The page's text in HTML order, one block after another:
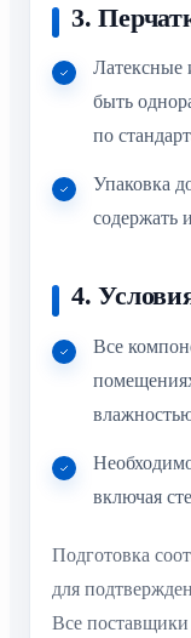
3.
Латексные
быть
по
Упаковка
содержать
4.
Все
включая
Подготовка
для
Все